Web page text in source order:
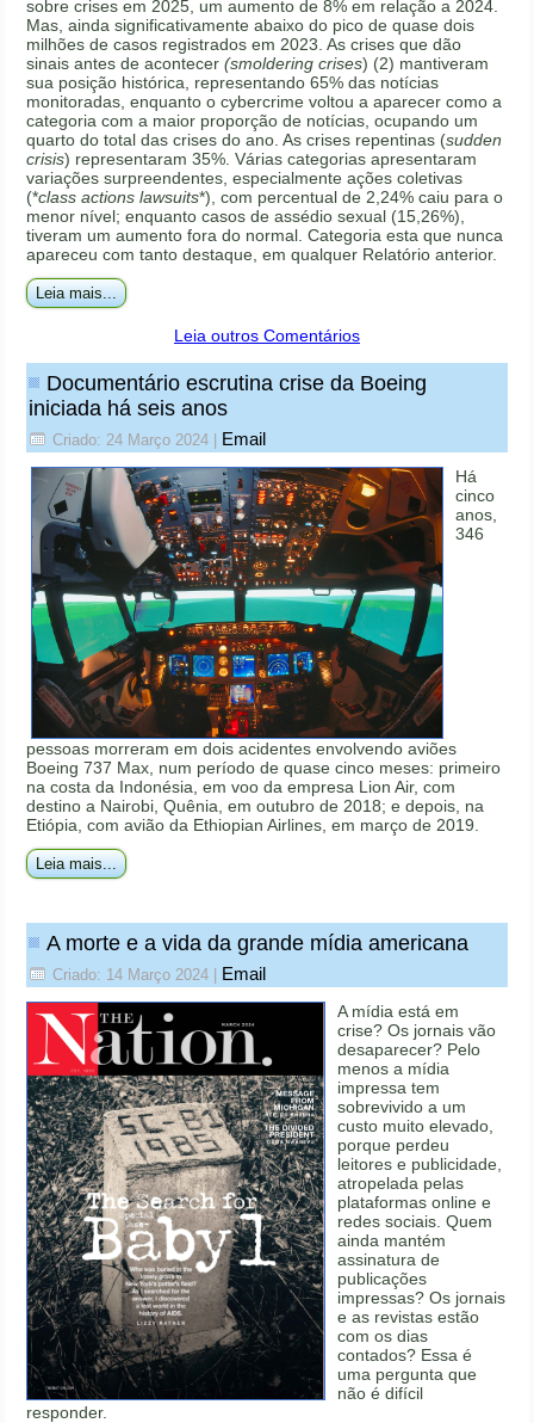
sobre crises em 2025, um aumento de 8% em relação a 2024.
Mas, ainda significativamente abaixo do pico de quase dois
milhões de casos registrados em 2023. As crises que dão
sinais antes de acontecer(smoldering crises) (2) mantiveram
sua posição histórica, representando 65% das notícias
monitoradas, enquanto o cybercrime voltou a aparecer como a
categoria com a maior proporção de notícias, ocupando um
quarto do total das crises do ano. As crises repentinas (sudden
crisis) representaram 35%. Várias categorias apresentaram
variações surpreendentes, especialmente ações coletivas
(*class actions lawsuits*), com percentual de 2,24% caiu para o
menor nível; enquanto casos de assédio sexual (15,26%),
tiveram um aumento fora do normal. Categoria esta que nunca
apareceu com tanto destaque, em qualquer Relatório anterior.
Leia mais...
Leia outros Comentários
Documentário escrutina crise da Boeing
iniciada há seis anos
Criado: 24 Março 2024 Email
Há
cinco
anos,
346
pessoas morreram em dois acidentes envolvendo aviões
Boeing 737 Max, num período de quase cinco meses: primeiro
na costa da Indonésia, em voo da empresa Lion Air, com
destino a Nairobi, Quênia, em outubro de 2018; e depois, na
Etiópia, com avião da Ethiopian Airlines, em março de 2019.
Leia mais...
A morte e a vida da grande mídia americana
Criado: 14 Março 2024 Email
A mídia está em
crise? Os jornais vão
desaparecer? Pelo
menos a mídia
impressa tem
sobrevivido a um
custo muito elevado,
porque perdeu
leitores e publicidade,
atropelada pelas
plataformas online e
redes sociais. Quem
ainda mantém
assinatura de
publicações
impressas? Os jornais
e as revistas estão
com os dias
contados? Essa é
uma pergunta que
não é difícil
responder.